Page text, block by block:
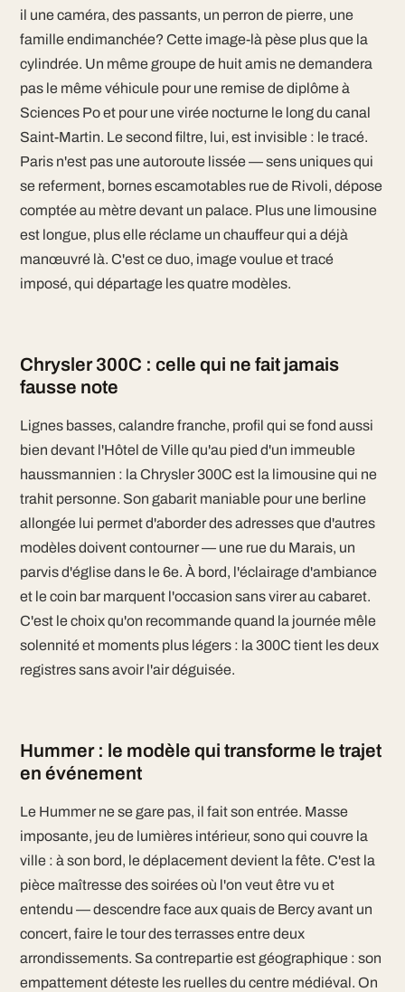
il une caméra, des passants, un perron de pierre, une
famille endimanchée? Cette image-là pèse plus que la
cylindrée. Un même groupe de huit amis ne demandera
pas le même véhicule pour une remise de diplôme à
Sciences Po et pour une virée nocturne le long du canal
Saint-Martin. Le second filtre, lui, est invisible : le tracé.
Paris n'est pas une autoroute lissée — sens uniques qui
se referment, bornes escamotables rue de Rivoli, dépose
comptée au mètre devant un palace. Plus une limousine
est longue, plus elle réclame un chauffeur qui a déjà
manœuvré là. C'est ce duo, image voulue et tracé
imposé, qui départage les quatre modèles.
Chrysler 300C : celle qui ne fait jamais
fausse note
Lignes basses, calandre franche, profil qui se fond aussi
bien devant l'Hôtel de Ville qu'au pied d'un immeuble
haussmannien : la Chrysler 300C est la limousine qui ne
trahit personne. Son gabarit maniable pour une berline
allongée lui permet d'aborder des adresses que d'autres
modèles doivent contourner — une rue du Marais, un
parvis d'église dans le 6e. À bord, l'éclairage d'ambiance
et le coin bar marquent l'occasion sans virer au cabaret.
C'est le choix qu'on recommande quand la journée mêle
solennité et moments plus légers : la 300C tient les deux
registres sans avoir l'air déguisée.
Hummer : le modèle qui transforme le trajet
en événement
Le Hummer ne se gare pas, il fait son entrée. Masse
imposante, jeu de lumières intérieur, sono qui couvre la
ville : à son bord, le déplacement devient la fête. C'est la
pièce maîtresse des soirées où l'on veut être vu et
entendu — descendre face aux quais de Bercy avant un
concert, faire le tour des terrasses entre deux
arrondissements. Sa contrepartie est géographique : son
empattement déteste les ruelles du centre médiéval. On